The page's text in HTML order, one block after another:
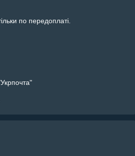
по передоплаті.